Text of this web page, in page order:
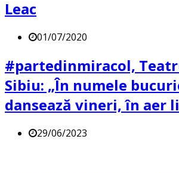
Leac
01/07/2020
#partedinmiracol,
Sibiu: „În numele
dansează vineri, în aer
29/06/2023